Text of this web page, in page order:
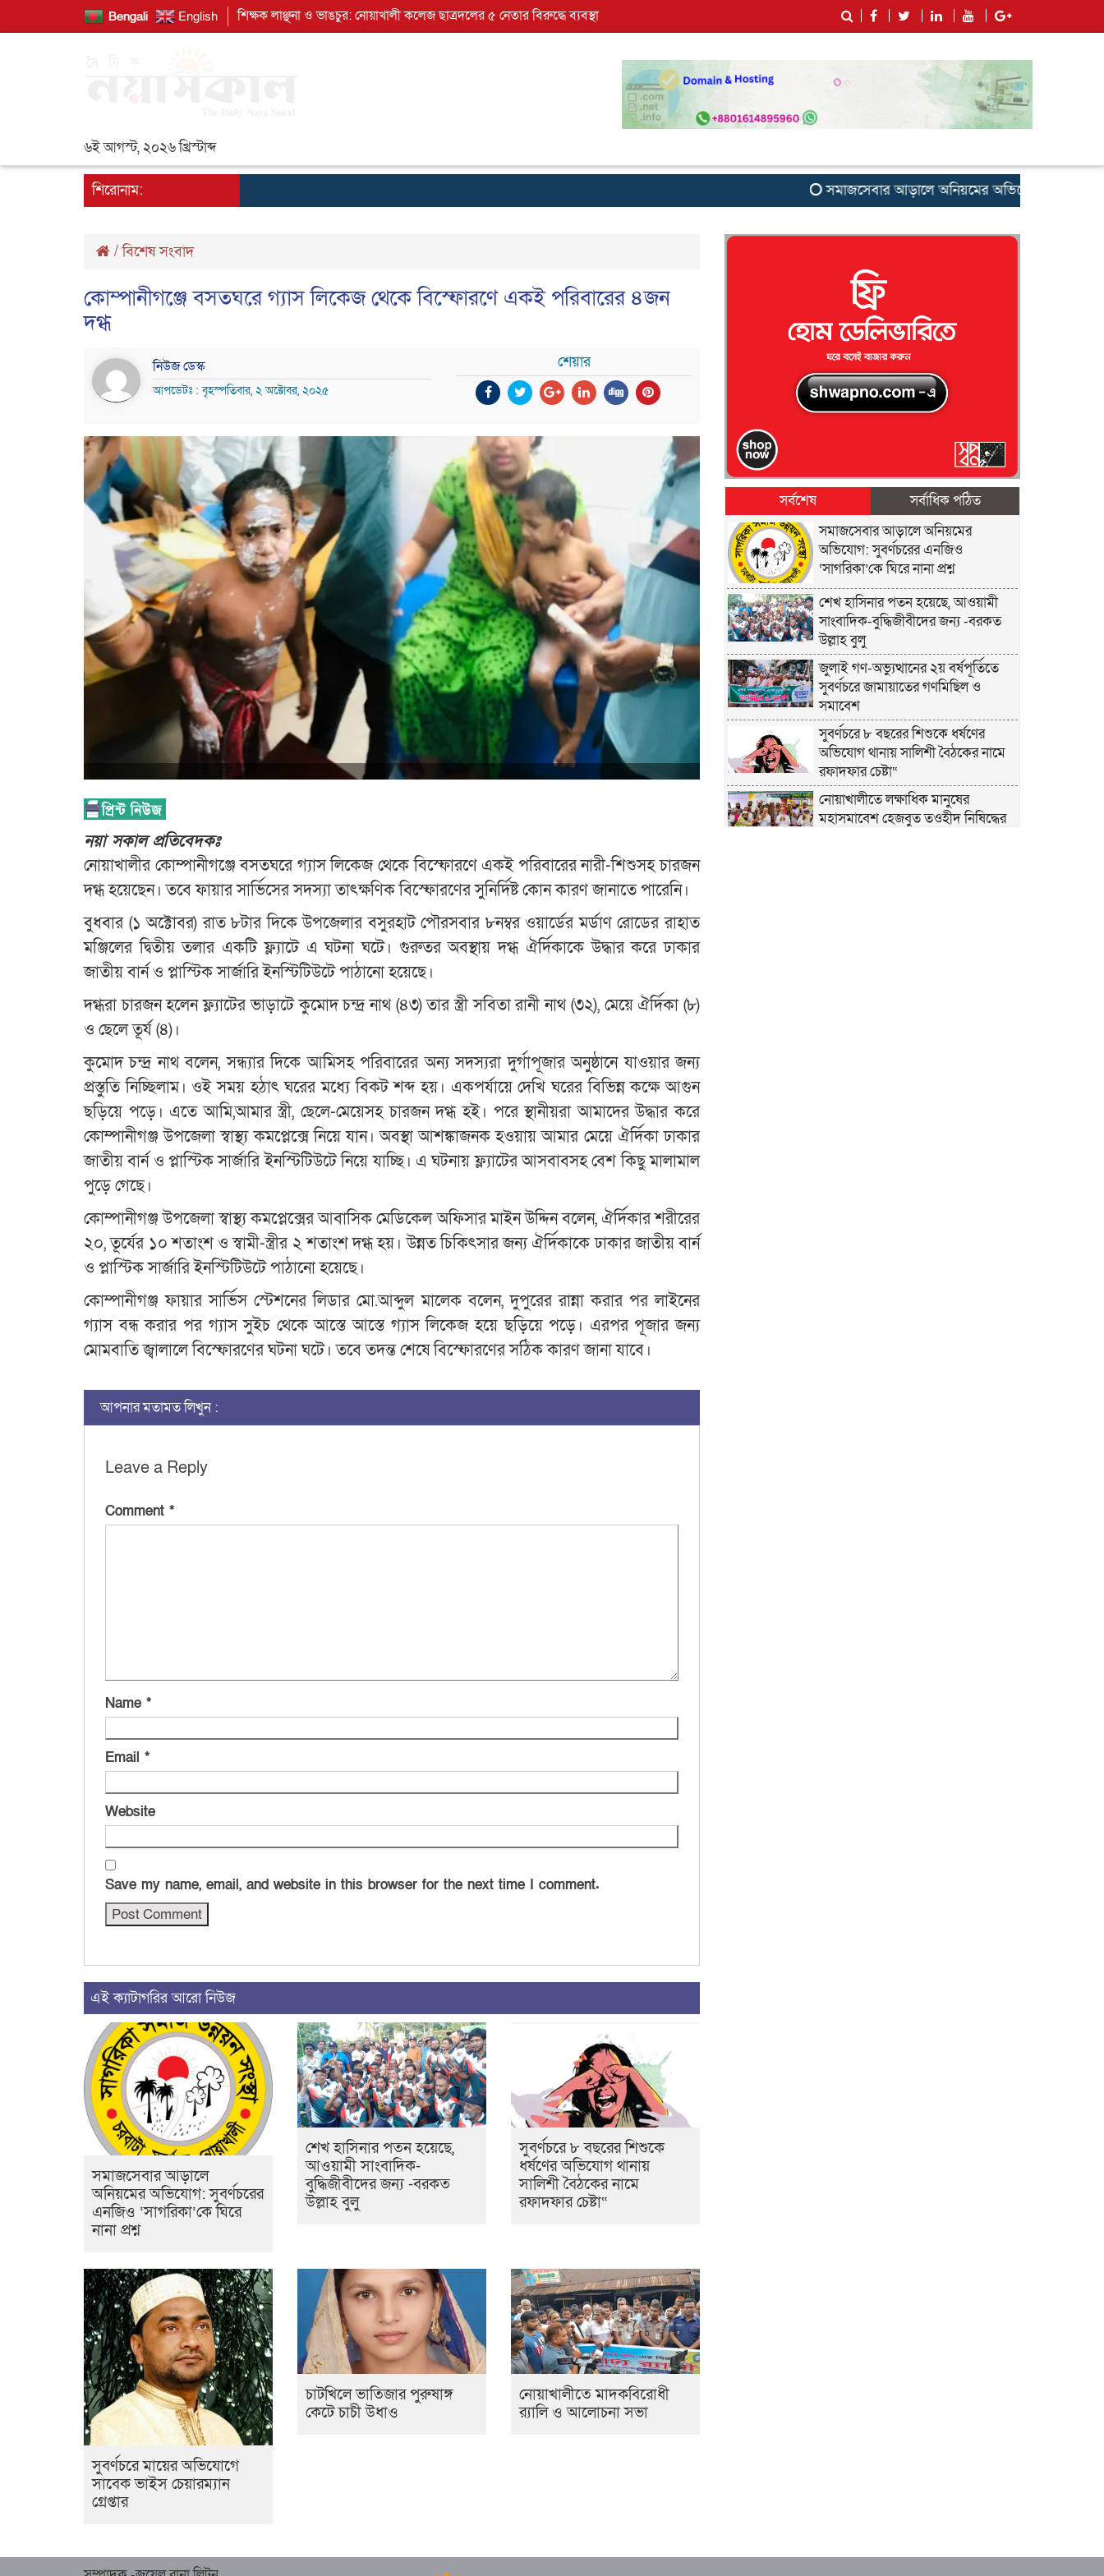
Bengali English শিক্ষক লাঞ্ছনা ও ভাঙচুর: নোয়াখালী কলেজ ছাত্রদলের ৫ নেতার বিরুদ্ধে ব্যবস্থা
৬ই আগস্ট, ২০২৬ খ্রিস্টাব্দ
শিরোনাম: সমাজসেবার আড়ালে অনিয়মের অভিযোগ: সুবর্ণচরের এনজিও
/বিশেষ সংবাদ
কোম্পানীগঞ্জে বসতঘরে গ্যাস লিকেজ থেকে বিস্ফোরণে একই পরিবারের ৪জন
দগ্ধ
নিউজ ডেস্ক
আপডেটঃ : বৃহস্পতিবার, ২ অক্টোবর, ২০২৫
শেয়ার
নয়া সকাল প্রতিবেদকঃ
নোয়াখালীর কোম্পানীগঞ্জে বসতঘরে গ্যাস লিকেজ থেকে বিস্ফোরণে একই পরিবারের নারী-শিশুসহ চারজন
দগ্ধ হয়েছেন। তবে ফায়ার সার্ভিসের সদস্যা তাৎক্ষণিক বিস্ফোরণের সুনির্দিষ্ট কোন কারণ জানাতে পারেনি।
বুধবার (১ অক্টোবর) রাত ৮টার দিকে উপজেলার বসুরহাট পৌরসবার ৮নম্বর ওয়ার্ডের মর্ডাণ রোডের রাহাত
মঞ্জিলের দ্বিতীয় তলার একটি ফ্ল্যাটে এ ঘটনা ঘটে। গুরুতর অবস্থায় দগ্ধ ঐর্দিকাকে উদ্ধার করে ঢাকার
জাতীয় বার্ন ও প্লাস্টিক সার্জারি ইনস্টিটিউটে পাঠানো হয়েছে।
দগ্ধরা চারজন হলেন ফ্ল্যাটের ভাড়াটে কুমোদ চন্দ্র নাথ (৪৩) তার স্ত্রী সবিতা রানী নাথ (৩২), মেয়ে ঐর্দিকা (৮)
ও ছেলে তূর্য (৪)।
কুমোদ চন্দ্র নাথ বলেন, সন্ধ্যার দিকে আমিসহ পরিবারের অন্য সদস্যরা দুর্গাপূজার অনুষ্ঠানে যাওয়ার জন্য
প্রস্তুতি নিচ্ছিলাম। ওই সময় হঠাৎ ঘরের মধ্যে বিকট শব্দ হয়। একপর্যায়ে দেখি ঘরের বিভিন্ন কক্ষে আগুন
ছড়িয়ে পড়ে। এতে আমি,আমার স্ত্রী, ছেলে-মেয়েসহ চারজন দগ্ধ হই। পরে স্থানীয়রা আমাদের উদ্ধার করে
কোম্পানীগঞ্জ উপজেলা স্বাস্থ্য কমপ্লেক্সে নিয়ে যান। অবস্থা আশঙ্কাজনক হওয়ায় আমার মেয়ে ঐর্দিকা ঢাকার
জাতীয় বার্ন ও প্লাস্টিক সার্জারি ইনস্টিটিউটে নিয়ে যাচ্ছি। এ ঘটনায় ফ্ল্যাটের আসবাবসহ বেশ কিছু মালামাল
পুড়ে গেছে।
কোম্পানীগঞ্জ উপজেলা স্বাস্থ্য কমপ্লেক্সের আবাসিক মেডিকেল অফিসার মাইন উদ্দিন বলেন, ঐর্দিকার শরীরের
২০, তূর্যের ১০ শতাংশ ও স্বামী-স্ত্রীর ২ শতাংশ দগ্ধ হয়। উন্নত চিকিৎসার জন্য ঐর্দিকাকে ঢাকার জাতীয় বার্ন
ও প্লাস্টিক সার্জারি ইনস্টিটিউটে পাঠানো হয়েছে।
কোম্পানীগঞ্জ ফায়ার সার্ভিস স্টেশনের লিডার মো.আব্দুল মালেক বলেন, দুপুরের রান্না করার পর লাইনের
গ্যাস বন্ধ করার পর গ্যাস সুইচ থেকে আস্তে আস্তে গ্যাস লিকেজ হয়ে ছড়িয়ে পড়ে। এরপর পূজার জন্য
মোমবাতি জ্বালালে বিস্ফোরণের ঘটনা ঘটে। তবে তদন্ত শেষে বিস্ফোরণের সঠিক কারণ জানা যাবে।
আপনার মতামত লিখুন :
Leave a Reply
Comment *
Name *
Email *
Website
Save my name, email, and website in this browser for the next time I comment.
এই ক্যাটাগরির আরো নিউজ
সমাজসেবার আড়ালে
অনিয়মের অভিযোগ: সুবর্ণচরের
এনজিও ‘সাগরিকা’কে ঘিরে
নানা প্রশ্ন
শেখ হাসিনার পতন হয়েছে,
আওয়ামী সাংবাদিক-
বুদ্ধিজীবীদের জন্য -বরকত
উল্লাহ বুলু
সুবর্ণচরে ৮ বছরের শিশুকে
ধর্ষণের অভিযোগ থানায়
সালিশী বৈঠকের নামে
রফাদফার চেষ্টা“
সুবর্ণচরে মায়ের অভিযোগে
সাবেক ভাইস চেয়ারম্যান
গ্রেপ্তার
চাটখিলে ভাতিজার পুরুষাঙ্গ
কেটে চাচী উধাও
নোয়াখালীতে মাদকবিরোধী
র‍্যালি ও আলোচনা সভা
সর্বশেষ
সর্বাধিক পঠিত
সমাজসেবার আড়ালে অনিয়মের
অভিযোগ: সুবর্ণচরের এনজিও
‘সাগরিকা’কে ঘিরে নানা প্রশ্ন
শেখ হাসিনার পতন হয়েছে, আওয়ামী
সাংবাদিক-বুদ্ধিজীবীদের জন্য -বরকত
উল্লাহ বুলু
জুলাই গণ-অভ্যুত্থানের ২য় বর্ষপূর্তিতে
সুবর্ণচরে জামায়াতের গণমিছিল ও
সমাবেশ
সুবর্ণচরে ৮ বছরের শিশুকে ধর্ষণের
অভিযোগ থানায় সালিশী বৈঠকের নামে
রফাদফার চেষ্টা“
নোয়াখালীতে লক্ষাধিক মানুষের
মহাসমাবেশ হেজবুত তওহীদ নিষিদ্ধের